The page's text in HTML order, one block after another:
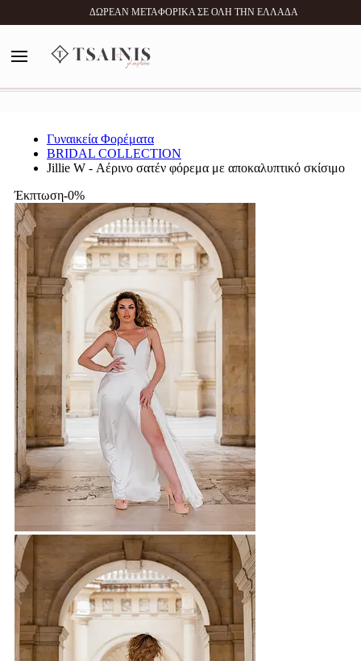
ΔΩΡΕΑΝ ΜΕΤΑΦΟΡΙΚΑ ΣΕ ΟΛΗ ΤΗΝ ΕΛΛΑΔΑ
MENU
Γυναικεία Φορέματα
BRIDAL COLLECTION
Jillie W - Αέρινο σατέν φόρεμα με αποκαλυπτικό σκίσιμο
Έκπτωση-0%